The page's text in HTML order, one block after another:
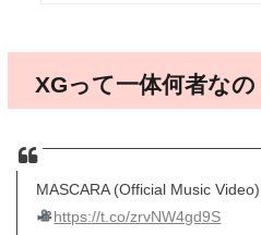
XGって一体何者なの
MASCARA (Official Music
https://t.co/zrvNW4gd9S